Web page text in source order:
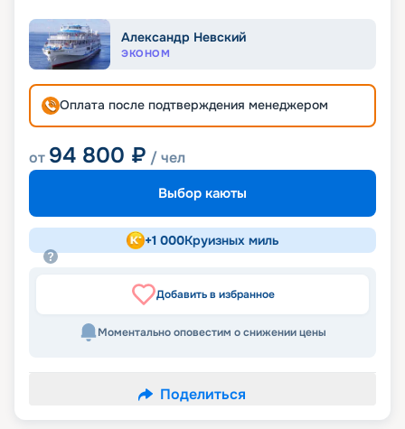
Александр Невский
ЭКОНОМ
Оплата после подтверждения менеджером
от 94 800 ₽ / чел
Выбор каюты
+1 000Круизных миль
Добавить в избранное
Моментально оповестим о снижении цены
Поделиться